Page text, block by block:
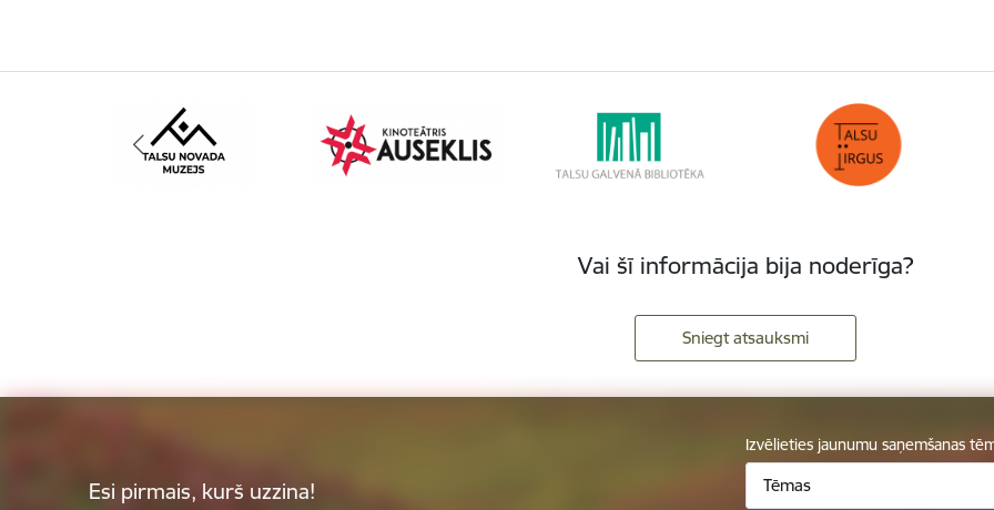
Vai šī informācija bija noderīga?
Sniegt atsauksmi
Esi pirmais, kurš uzzina!
Izvēlieties jaunumu saņemšanas
Tēmas